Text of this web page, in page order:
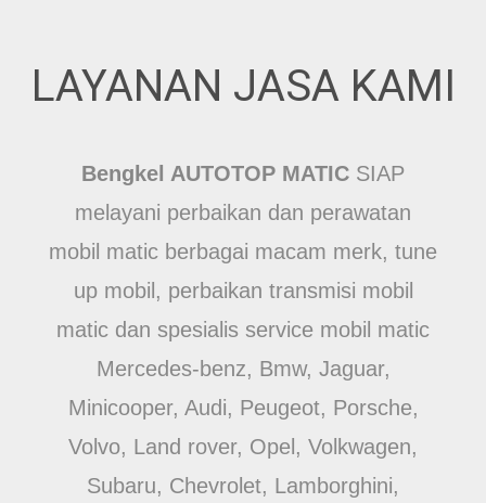
LAYANAN JASA KAMI
Bengkel AUTOTOP MATIC SIAP
melayani perbaikan dan perawatan
mobil matic berbagai macam merk, tune
up mobil, perbaikan transmisi mobil
matic dan spesialis service mobil matic
Mercedes-benz, Bmw, Jaguar,
Minicooper, Audi, Peugeot, Porsche,
Volvo, Land rover, Opel, Volkwagen,
Subaru, Chevrolet, Lamborghini,